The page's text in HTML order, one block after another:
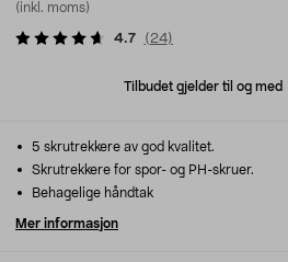
(inkl. moms)
4.7 ( 24)
Tilbudet gjelder til og med
5 skrutrekkere av god kvalitet.
Skrutrekkere for spor- og PH-skruer.
Behagelige håndtak
Mer informasjon